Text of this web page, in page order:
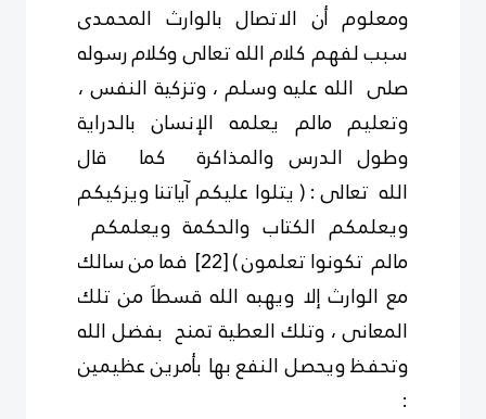
ومعلوم أن الاتصال بالوارث المحمدى
سبب لفهم كلام الله تعالى وكلامرسوله
صلى الله عليه وسلم ، وتزكية النفس ،
وتعليم مالم يعلمه الإنسان بالدراية
وطول الدرس والمذاكرة كما قال
الله تعالى :
(يتلوا عليكم آياتناويزكيكم
ويعلمكم الكتاب والحكمة ويعلمكم
مالم تكونوا تعلمون )[22]
فما من سالك
مع الوارث إلا ويهبه الله قسطاَ من تلك
المعانى ، وتلك العطية تمنح بفضل الله
وتحفظ ويحصل النفع بها بأمرين عظيمين
: